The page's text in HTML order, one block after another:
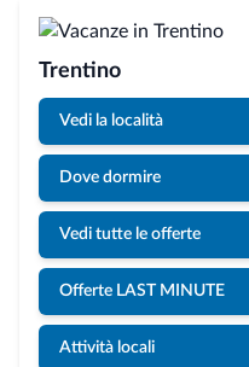
Trentino
Vedi la località
Dove dormire
Vedi tutte le offerte
Offerte LAST MINUTE
Attività locali